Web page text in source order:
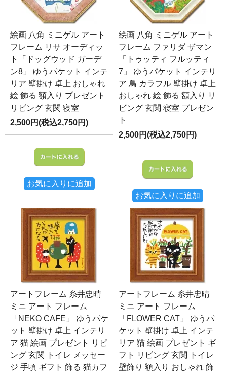
絵画 八角 ミニゲル アート
フレーム リサ オーディッ
ト「ドッグウッド ガーデ
ン8」 ゆうパケット インテ
リア 壁掛け 卓上 おしゃれ
絵 飾る 額入り プレゼント
リビング 玄関 寝室
2,500円(税込2,750円)
お気に入りに追加
絵画 八角 ミニゲル アート
フレーム ファリダ ザマン
「トゥッティ フルッティ
7」 ゆうパケット インテリ
ア 鳥 カラフル 壁掛け 卓上
おしゃれ 絵 飾る 額入り リ
ビング 玄関 寝室 プレゼン
ト
2,500円(税込2,750円)
お気に入りに追加
アートフレーム 糸井忠晴
ミニ アート フレーム
「NEKO CAFE」 ゆうパケ
ット 壁掛け 卓上 インテリ
ア 猫 絵画 プレゼント リビ
ング 玄関 トイレ メッセー
ジ 手頃 ギフト 飾る 猫カフ
アートフレーム 糸井忠晴
ミニ アート フレーム
「FLOWER CAT」 ゆうパ
ケット 壁掛け 卓上 インテ
リア 猫 絵画 プレゼント ギ
フト リビング 玄関 トイレ
壁飾り 額入り おしゃれ 飾